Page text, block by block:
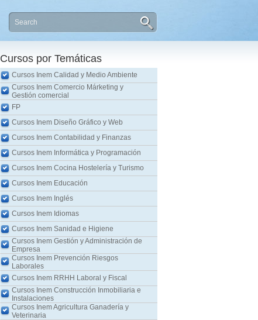
Cursos por Temáticas
Cursos Inem Calidad y Medio Ambiente
Cursos Inem Comercio Márketing y
Gestión comercial
FP
Cursos Inem Diseño Gráfico y Web
Cursos Inem Contabilidad y Finanzas
Cursos Inem Informática y Programación
Cursos Inem Cocina Hostelería y Turismo
Cursos Inem Educación
Cursos Inem Inglés
Cursos Inem Idiomas
Cursos Inem Sanidad e Higiene
Cursos Inem Gestión y Administración de
Empresa
Cursos Inem Prevención Riesgos
Laborales
Cursos Inem RRHH Laboral y Fiscal
Cursos Inem Construcción Inmobiliaria e
Instalaciones
Cursos Inem Agricultura Ganadería y
Veterinaria